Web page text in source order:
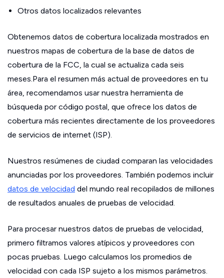
Otros datos localizados relevantes
Obtenemos datos de cobertura localizada mostrados en
nuestros mapas de cobertura de la base de datos de
cobertura de la FCC, la cual se actualiza cada seis
meses.Para el resumen más actual de proveedores en tu
área, recomendamos usar nuestra herramienta de
búsqueda por código postal, que ofrece los datos de
cobertura más recientes directamente de los proveedores
de servicios de internet (ISP).
Nuestros resúmenes de ciudad comparan las velocidades
anunciadas por los proveedores. También podemos incluir
datos de velocidad del mundo real recopilados de millones
de resultados anuales de pruebas de velocidad.
Para procesar nuestros datos de pruebas de velocidad,
primero filtramos valores atípicos y proveedores con
pocas pruebas. Luego calculamos los promedios de
velocidad con cada ISP sujeto a los mismos parámetros.